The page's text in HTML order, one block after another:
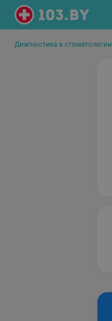
Диагностика в стоматологии